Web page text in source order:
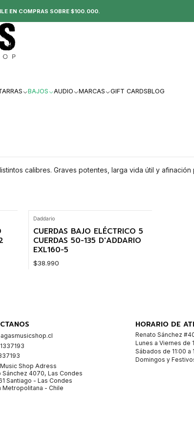
BAJOS AUDIO MARCAS GIFT CARDSBLOG
EN COMPRAS SOBRE $100.000.
calibres. Graves potentes, larga vida útil y afinación
Daddario
CUERDAS BAJO ELÉCTRICO 5
CUERDAS 50-135 D'ADDARIO
EXL160-5
$38.990
Shop Adress
Sánchez 4070, Las Condes
Santiago - Las Condes
Metropolitana - Chile
HORARIO DE
Renato Sánchez
Lunes a Viernes de
Sábados de 11:00 a
Domingos y